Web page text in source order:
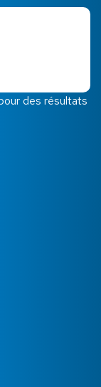
des résultats